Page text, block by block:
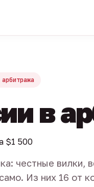
в
$1 500
честные вилки,
Из них 16 от